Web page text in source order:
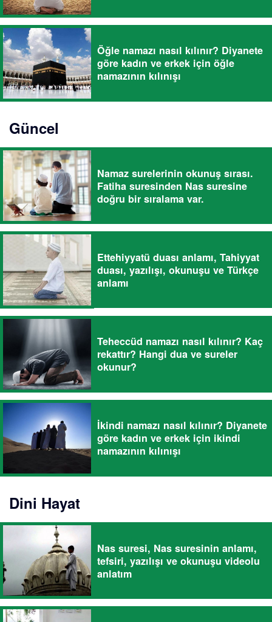
Öğle namazı nasıl kılınır? Diyanete
göre kadın ve erkek için öğle
namazının kılınışı
Güncel
Namaz surelerinin okunuş sırası.
Fatiha suresinden Nas suresine
doğru bir sıralama var.
Ettehiyyatü duası anlamı, Tahiyyat
duası, yazılışı, okunuşu ve Türkçe
anlamı
Teheccüd namazı nasıl kılınır? Kaç
rekattır? Hangi dua ve sureler
okunur?
İkindi namazı nasıl kılınır? Diyanete
göre kadın ve erkek için ikindi
namazının kılınışı
Dini Hayat
Nas suresi, Nas suresinin anlamı,
tefsiri, yazılışı ve okunuşu videolu
anlatım